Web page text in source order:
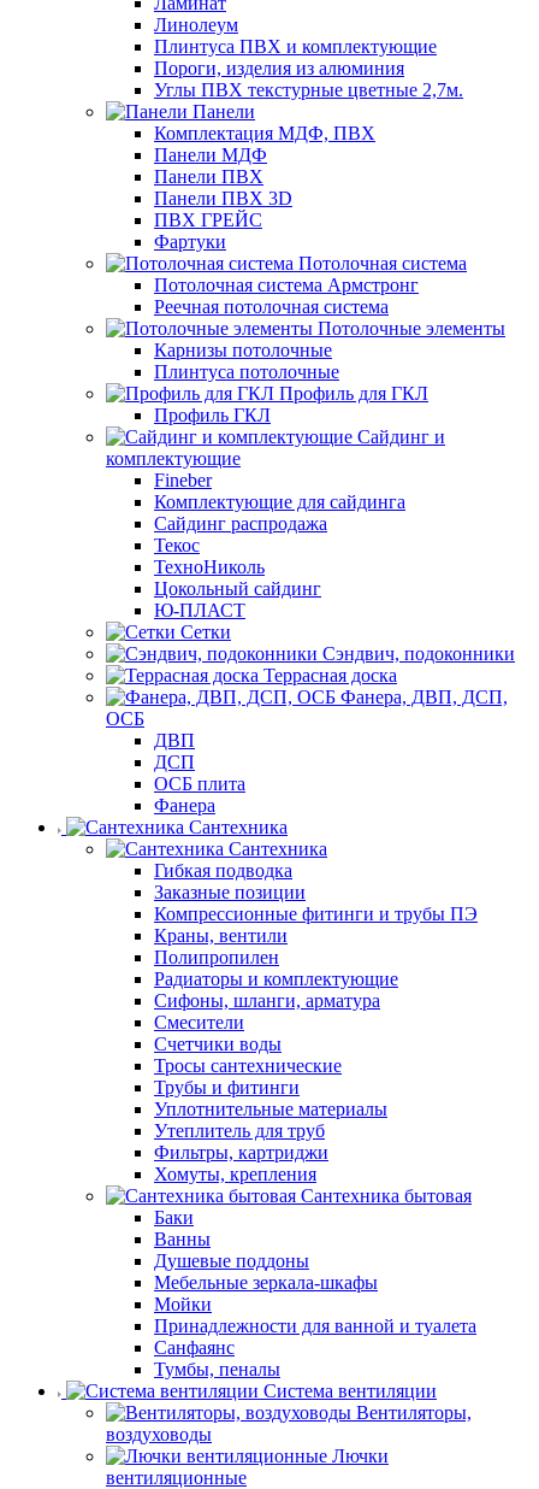
Линолеум
Плинтуса ПВХ и комплектующие
Пороги, изделия из алюминия
Углы ПВХ текстурные цветные 2,7м.
Панели
Комплектация МДФ, ПВХ
Панели МДФ
Панели ПВХ
Панели ПВХ 3D
ПВХ ГРЕЙС
Фартуки
Потолочная система
Потолочная система Армстронг
Реечная потолочная система
Потолочные элементы
Карнизы потолочные
Плинтуса потолочные
Профиль для ГКЛ
Профиль ГКЛ
Сайдинг и
комплектующие
Fineber
Комплектующие для сайдинга
Сайдинг распродажа
Текос
ТехноНиколь
Цокольный сайдинг
Ю-ПЛАСТ
Сетки
Сэндвич, подоконники
Террасная доска
Фанера, ДВП, ДСП,
ОСБ
ДВП
ДСП
ОСБ плита
Фанера
Сантехника
Сантехника
Гибкая подводка
Заказные позиции
Компрессионные фитинги и трубы ПЭ
Краны, вентили
Полипропилен
Радиаторы и комплектующие
Сифоны, шланги, арматура
Смесители
Счетчики воды
Тросы сантехнические
Трубы и фитинги
Уплотнительные материалы
Утеплитель для труб
Фильтры, картриджи
Хомуты, крепления
Сантехника бытовая
Баки
Ванны
Душевые поддоны
Мебельные зеркала-шкафы
Мойки
Принадлежности для ванной и туалета
Санфаянс
Тумбы, пеналы
Система вентиляции
Вентиляторы,
воздуховоды
Лючки
вентиляционные